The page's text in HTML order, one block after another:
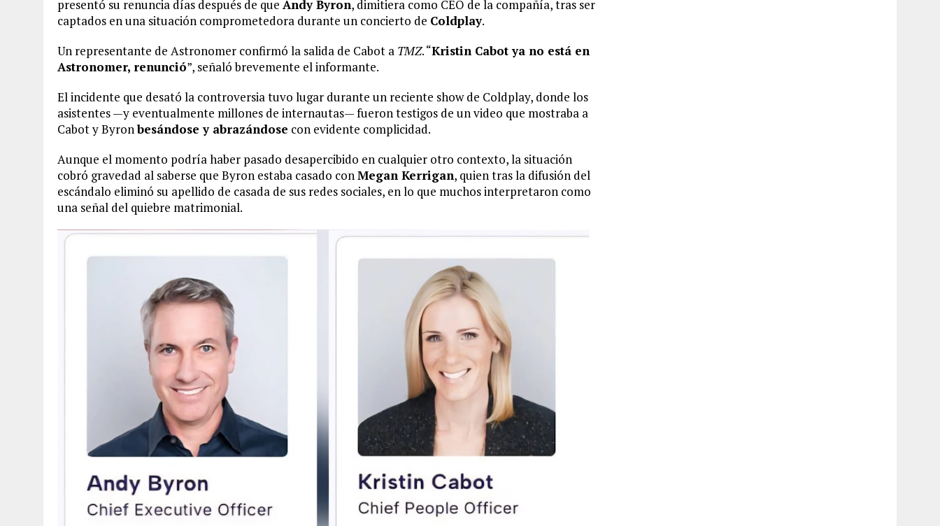
presentó su renuncia días después de que Andy Byron, dimitiera como CEO de la compañía, tras ser
captados en una situación comprometedora durante un concierto de Coldplay.
Un representante de Astronomer confirmó la salida de Cabot a TMZ. “Kristin Cabot ya no está en
Astronomer, renunció”, señaló brevemente el informante.
El incidente que desató la controversia tuvo lugar durante un reciente show de Coldplay, donde los
asistentes —y eventualmente millones de internautas— fueron testigos de un video que mostraba a
Cabot y Byronbesándose y abrazándose con evidente complicidad.
Aunque el momento podría haber pasado desapercibido en cualquier otro contexto, la situación
cobró gravedad al saberse que Byron estaba casado conMegan Kerrigan, quien tras la difusión del
escándalo eliminó su apellido de casada de sus redes sociales, en lo que muchos interpretaron como
una señal del quiebre matrimonial.